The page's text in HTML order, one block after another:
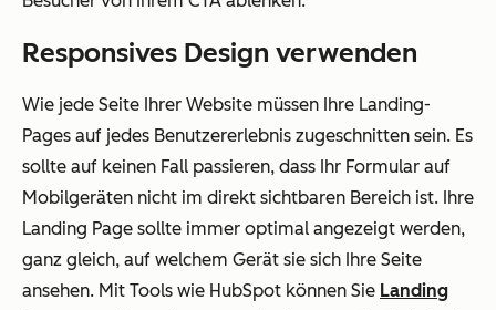
Responsives Design verwenden
Wie jede Seite Ihrer Website müssen Ihre Landing-
Pages auf jedes Benutzererlebnis zugeschnitten sein. Es
sollte auf keinen Fall passieren, dass Ihr Formular auf
Mobilgeräten nicht im direkt sichtbaren Bereich ist. Ihre
Landing Page sollte immer optimal angezeigt werden,
ganz gleich, auf welchem Gerät sie sich Ihre Seite
ansehen. Mit Tools wie HubSpot können Sie Landing